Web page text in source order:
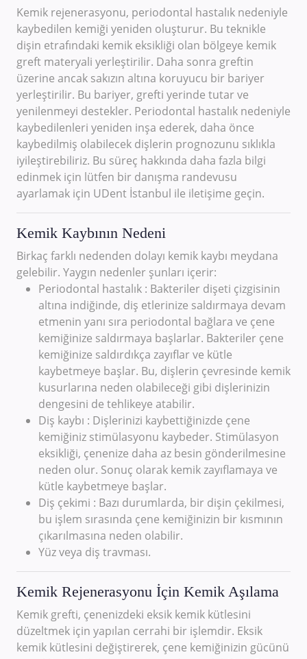
Kemik rejenerasyonu, periodontal hastalık nedeniyle
kaybedilen kemiği yeniden oluşturur. Bu teknikle
dişin etrafındaki kemik eksikliği olan bölgeye kemik
greft materyali yerleştirilir. Daha sonra greftin
üzerine ancak sakızın altına koruyucu bir bariyer
yerleştirilir. Bu bariyer, grefti yerinde tutar ve
yenilenmeyi destekler. Periodontal hastalık nedeniyle
kaybedilenleri yeniden inşa ederek, daha önce
kaybedilmiş olabilecek dişlerin prognozunu sıklıkla
iyileştirebiliriz. Bu süreç hakkında daha fazla bilgi
edinmek için lütfen bir danışma randevusu
ayarlamak için UDent İstanbul ile iletişime geçin.
Kemik Kaybının Nedeni
Birkaç farklı nedenden dolayı kemik kaybı meydana
gelebilir. Yaygın nedenler şunları içerir:
Periodontal hastalık : Bakteriler dişeti çizgisinin
altına indiğinde, diş etlerinize saldırmaya devam
etmenin yanı sıra periodontal bağlara ve çene
kemiğinize saldırmaya başlarlar. Bakteriler çene
kemiğinize saldırdıkça zayıflar ve kütle
kaybetmeye başlar. Bu, dişlerin çevresinde kemik
kusurlarına neden olabileceği gibi dişlerinizin
dengesini de tehlikeye atabilir.
Diş kaybı : Dişlerinizi kaybettiğinizde çene
kemiğiniz stimülasyonu kaybeder. Stimülasyon
eksikliği, çenenize daha az besin gönderilmesine
neden olur. Sonuç olarak kemik zayıflamaya ve
kütle kaybetmeye başlar.
Diş çekimi : Bazı durumlarda, bir dişin çekilmesi,
bu işlem sırasında çene kemiğinizin bir kısmının
çıkarılmasına neden olabilir.
Yüz veya diş travması.
Kemik Rejenerasyonu İçin Kemik Aşılama
Kemik grefti, çenenizdeki eksik kemik kütlesini
düzeltmek için yapılan cerrahi bir işlemdir. Eksik
kemik kütlesini değiştirerek, çene kemiğinizin gücünü